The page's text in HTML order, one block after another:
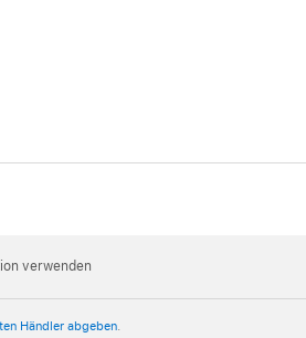
verwenden
Händler abgeben.